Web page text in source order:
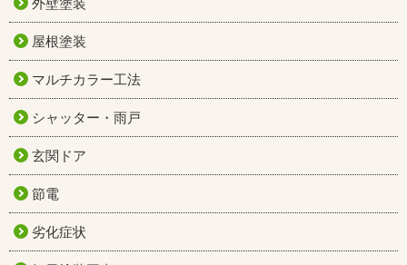
屋根塗装
マルチカラー工法
シャッター・雨戸
玄関ドア
節電
劣化症状